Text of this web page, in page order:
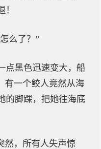
么了？”
点黑色迅速变大，船
有一个鲛人竟然从海
的脚踝，把她往海底
，所有人失声惊